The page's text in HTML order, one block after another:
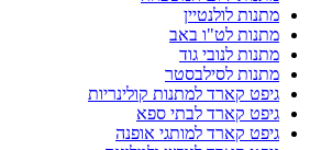
מתנות לולנטיין
מתנות לט"ו באב
מתנות לנובי גוד
מתנות לסילבסטר
גיפט קארד למתנות קולינריות
גיפט קארד לבתי ספא
גיפט קארד למותגי אופנה